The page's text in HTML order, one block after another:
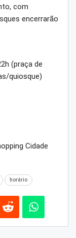
com
encerrarão
(praça de
quiosque)
Cidade
horário